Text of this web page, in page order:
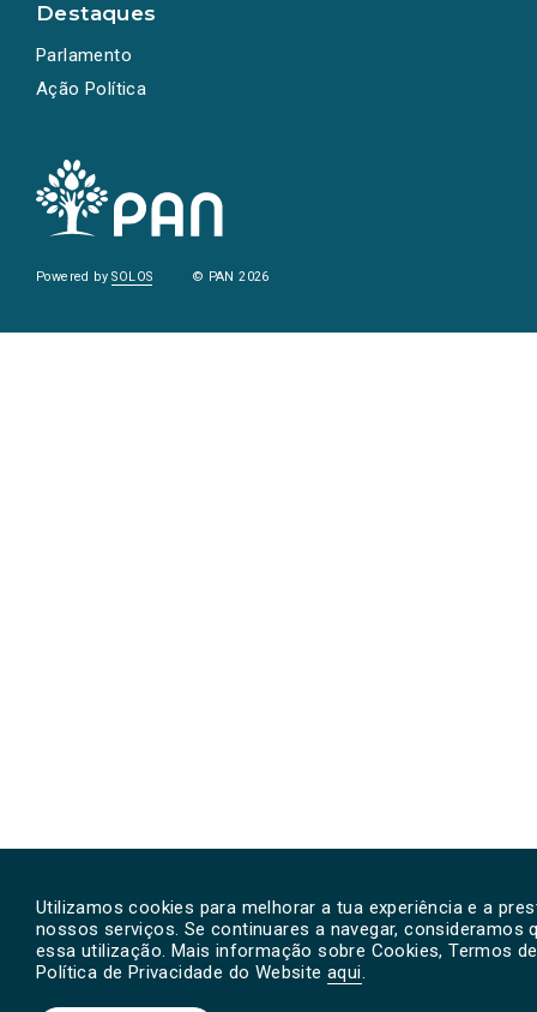
Utilizamos cookies para melhorar a tua experiência e a
nossos serviços. Se continuares a navegar, consideramos
essa utilização. Mais informação sobre Cookies, Termos
Política de Privacidade do Website aqui.
Destaques
Parlamento
Ação Política
Powered bySOLOS © PAN 2026